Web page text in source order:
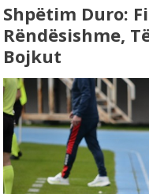
Shpëtim Duro:
Rëndësishme,
Bojkut